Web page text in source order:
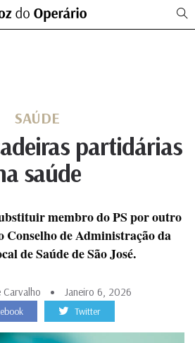
SAÚDE
partidárias
saúde
membro do PS por outro
Conselho de Administração da
de Saúde de São José.
Janeiro 6, 2026
Twitter